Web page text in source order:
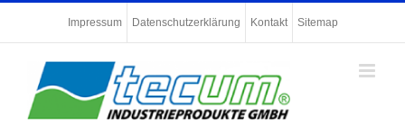
springen
Impressum Datenschutzerklärung Kontakt Sitemap